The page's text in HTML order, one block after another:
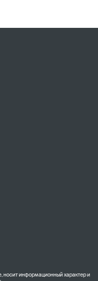
носит информационный характер и